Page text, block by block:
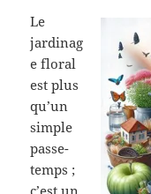
Le
jardinag
e floral
est plus
qu’un
simple
passe-
temps ;